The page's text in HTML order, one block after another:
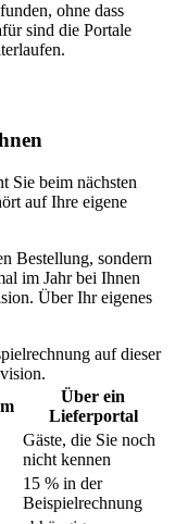
ohne dass
sind die Portale
Sie beim nächsten
auf Ihre eigene
Bestellung, sondern
im Jahr bei Ihnen
Über Ihr eigenes
auf dieser
Über ein
Lieferportal
Gäste, die Sie noch
nicht kennen
15 % in der
Beispielrechnung